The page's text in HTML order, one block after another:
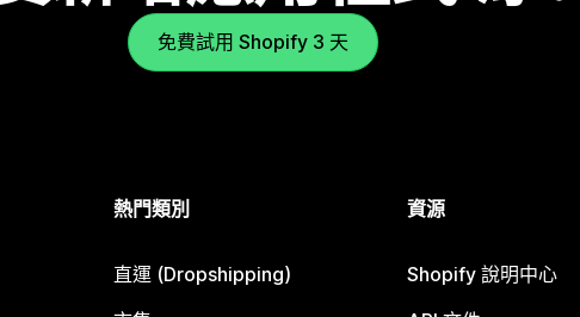
免費試用 Shopify 3 天
熱門類別
直運 (Dropshipping)
資源
Shopify 說明中心